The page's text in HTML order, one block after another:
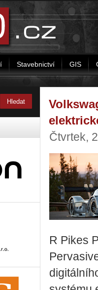
Stavebnictví GIS
Čtvrtek,
R Pikes